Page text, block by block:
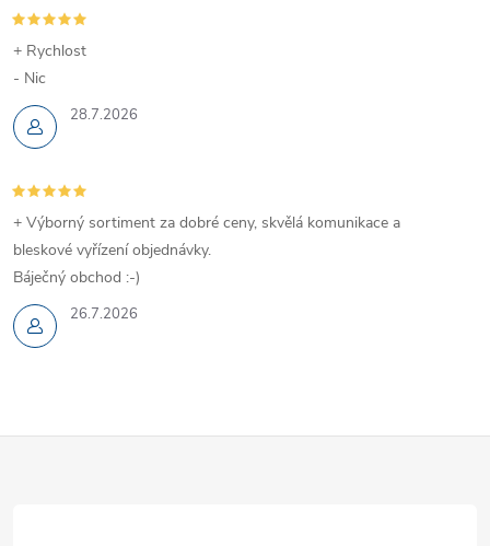
28.7.2026
+ Rychlost
- Nic
26.7.2026
+ Výborný sortiment za dobré ceny, skvělá komunikace a
bleskové vyřízení objednávky.
Báječný obchod :-)